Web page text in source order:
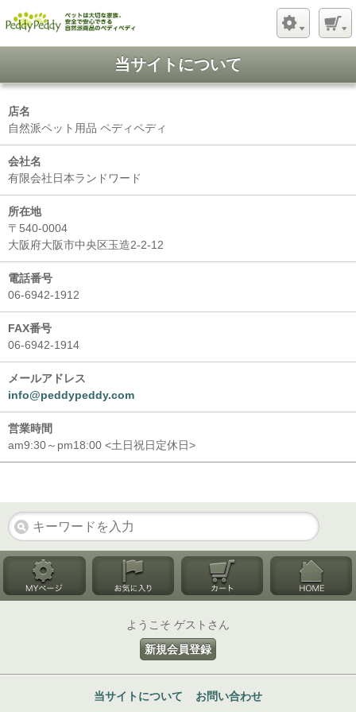
当サイトについて
店名
自然派ペット用品 ペディペディ
会社名
有限会社日本ランドワード
所在地
〒540-0004
大阪府大阪市中央区玉造2-2-12
電話番号
06-6942-1912
FAX番号
06-6942-1914
メールアドレス
info@peddypeddy.com
営業時間
am9:30～pm18:00 <土日祝日定休日>
ようこそ ゲストさん
新規会員登録
当サイトについて お問い合わせ